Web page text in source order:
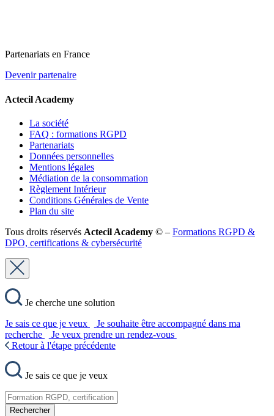
Partenariats en France
Devenir partenaire
Actecil Academy
La société
FAQ : formations RGPD
Partenariats
Données personnelles
Mentions légales
Médiation de la consommation
Règlement Intérieur
Conditions Générales de Vente
Plan du site
Tous droits réservés Actecil Academy © – Formations RGPD &
DPO, certifications & cybersécurité
Je cherche une solution
Je sais ce que je veux
Je souhaite être accompagné dans ma
recherche
Je veux prendre un rendez-vous
Retour à l'étape précédente
Je sais ce que je veux
Rechercher